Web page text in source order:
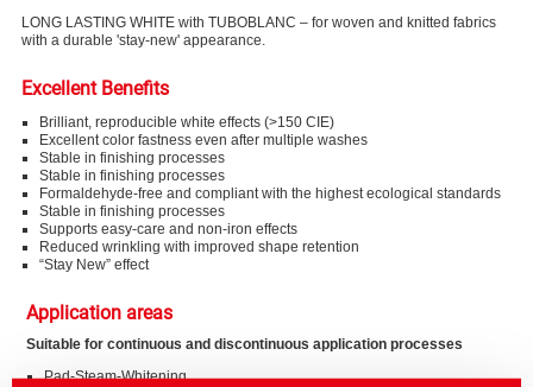
LONG LASTING WHITE with TUBOBLANC – for woven and knitted fabrics
with a durable 'stay-new' appearance.
Excellent Benefits
Brilliant, reproducible white effects (>150 CIE)
Excellent color fastness even after multiple washes
Stable in finishing processes
Stable in finishing processes
Formaldehyde-free and compliant with the highest ecological standards
Stable in finishing processes
Supports easy-care and non-iron effects
Reduced wrinkling with improved shape retention
“Stay New” effect
Application areas
Suitable for continuous and discontinuous application processes
Pad-Steam-Whitening